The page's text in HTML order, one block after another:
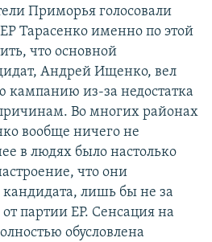
Приморья голосовали
Тарасенко именно по этой
что основной
Андрей Ищенко, вел
кампанию из-за недостатка
Во многих районах
вообще ничего не
в людях было настолько
что они
кандидата, лишь бы не за
партии ЕР. Сенсация на
обусловлена